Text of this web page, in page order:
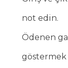
not edin.
Ödenen
göstermek